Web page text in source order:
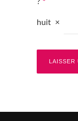
huit ×